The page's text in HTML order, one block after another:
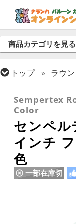
商品カテゴリを見る
トップ ラウ
Sempertex
Color
センペ
インチ
色
一部在庫切